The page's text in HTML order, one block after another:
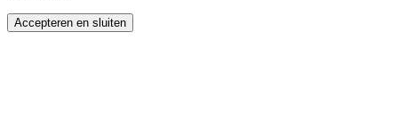
Accepteren en sluiten